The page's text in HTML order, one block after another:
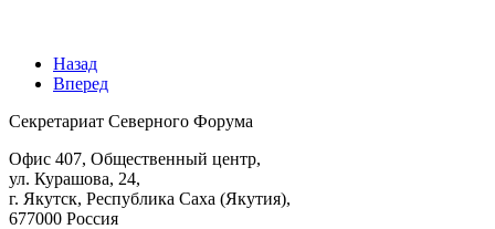
Назад
Вперед
Секретариат Северного Форума
Офис 407, Общественный центр,
ул. Курашова, 24,
г. Якутск, Республика Саха (Якутия),
677000 Россия